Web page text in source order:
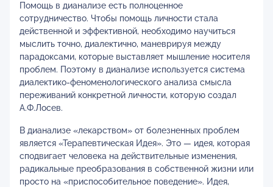
Помощь в дианализе есть полноценное
сотрудничество. Чтобы помощь личности стала
действенной и эффективной, необходимо научиться
мыслить точно, диалектично, маневрируя между
парадоксами, которые выставляет мышление носителя
проблем. Поэтому в дианализе используется система
диалектико-феноменологического анализа смысла
переживаний конкретной личности, которую создал
А.Ф.Лосев.
В дианализе «лекарством» от болезненных проблем
является «Терапевтическая Идея». Это — идея, которая
сподвигает человека на действительные изменения,
радикальные преобразования в собственной жизни или
просто на «приспособительное поведение». Идея,